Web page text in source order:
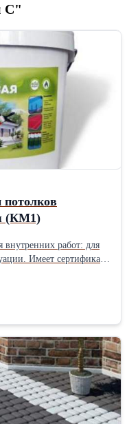
С"
потолков
(КМ1)
внутренних работ: для
Имеет сертификат
Жидкая резиновая
до 1,5мм без
к вибрационным
эффектом,
декоративного вида,
для
влажностью,
на стыках),
металлических и
водоемов,